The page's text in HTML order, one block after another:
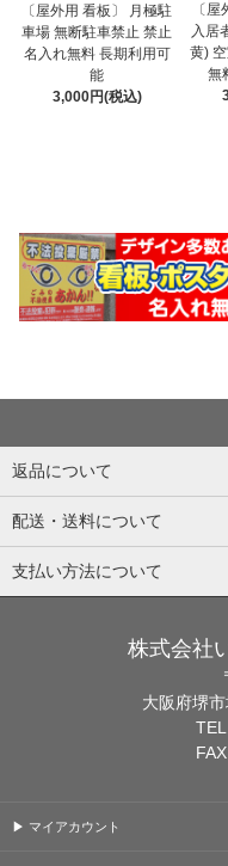
〔屋外用 看板〕 月極駐
車場 無断駐車禁止 禁止
名入れ無料 長期利用可
能
3,000円(税込)
〔
入居
黄)
無
返品について
配送・送料について
支払い方法について
株式会社
大阪府堺
▶ マイアカウント